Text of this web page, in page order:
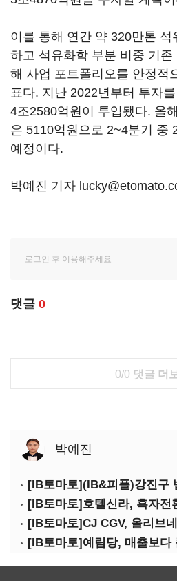
이를 통해 연간 약 320만톤
하고 석유화학 부분 비중 기존
해 사업 포트폴리오를 안정적
표다. 지난 2022년부터 투자
4조2580억원이 투입됐다. 올
은 5110억원으로 2~4분기 중
예정이다.
박예진 기자
댓글 0
0/0 댓글 더
박예진